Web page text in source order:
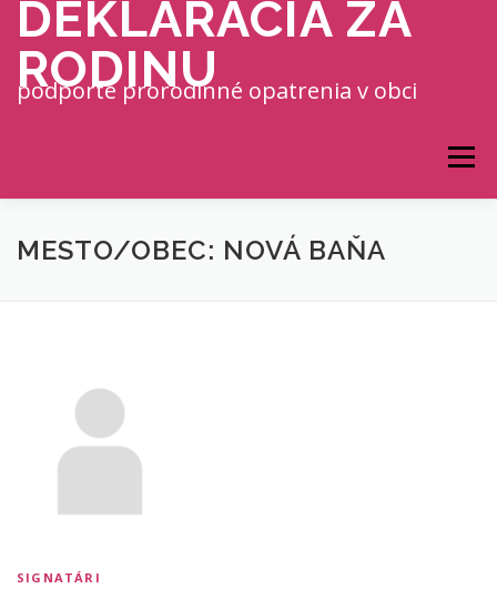
Prejsť na obsah
DEKLARÁCIA ZA
RODINU
podporte prorodinné opatrenia v obci
Menu
MESTO/OBEC: NOVÁ BAŇA
SIGNATÁRI